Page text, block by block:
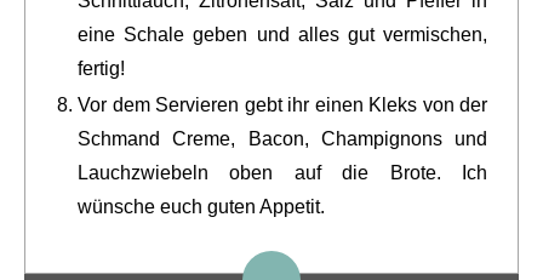
eine Schale geben und alles gut vermischen,
fertig!
Vor dem Servieren gebt ihr einen Kleks von der
Schmand Creme, Bacon, Champignons und
Lauchzwiebeln oben auf die Brote. Ich
wünsche euch guten Appetit.